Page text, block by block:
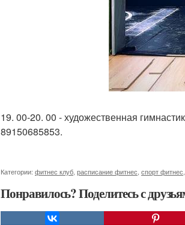
19. 00-20. 00 - художественная
89150685853.
Категории: фитнес клуб расписание фитнес спорт фитнес
Понравилось? Поделитесь с